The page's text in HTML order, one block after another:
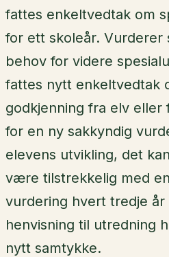
fattes enkeltvedtak om
for ett skoleår. Vurderer
behov for videre
fattes nytt enkeltvedtak
godkjenning fra elv eller
for en ny sakkyndig
elevens utvikling, det
være tilstrekkelig med
vurdering hvert tredje år
henvisning til utredning
nytt samtykke.